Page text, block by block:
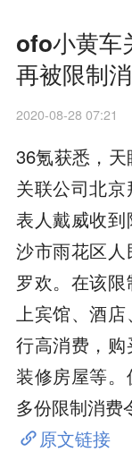
ofo小黄车
再被限制
2020-08-28 07:21
36氪获悉，
关联公司北
表人戴威收
沙市雨花区
罗欢。在该
上宾馆、酒
行高消费，
装修房屋等
多份限制消费
原文链接